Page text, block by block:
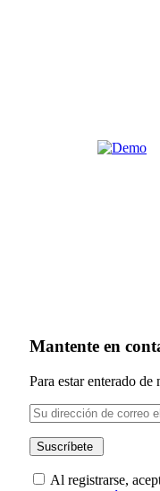
Mantente en
Para estar enterado
Al registrarse,